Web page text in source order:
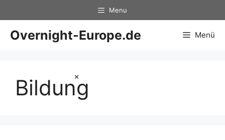
×
Inhalt
springen
Menu
Overnight-Europe.de Menü
Bildung